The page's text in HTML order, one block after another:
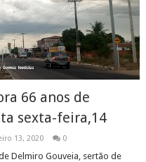
66 anos de
sexta-feira,14
13, 2020 0
Delmiro Gouveia, sertão de